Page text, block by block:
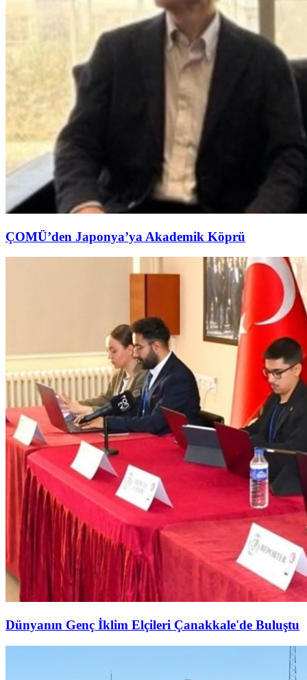
ÇOMÜ’den Japonya’ya Akademik Köprü
Dünyanın Genç İklim Elçileri Çanakkale'de Buluştu